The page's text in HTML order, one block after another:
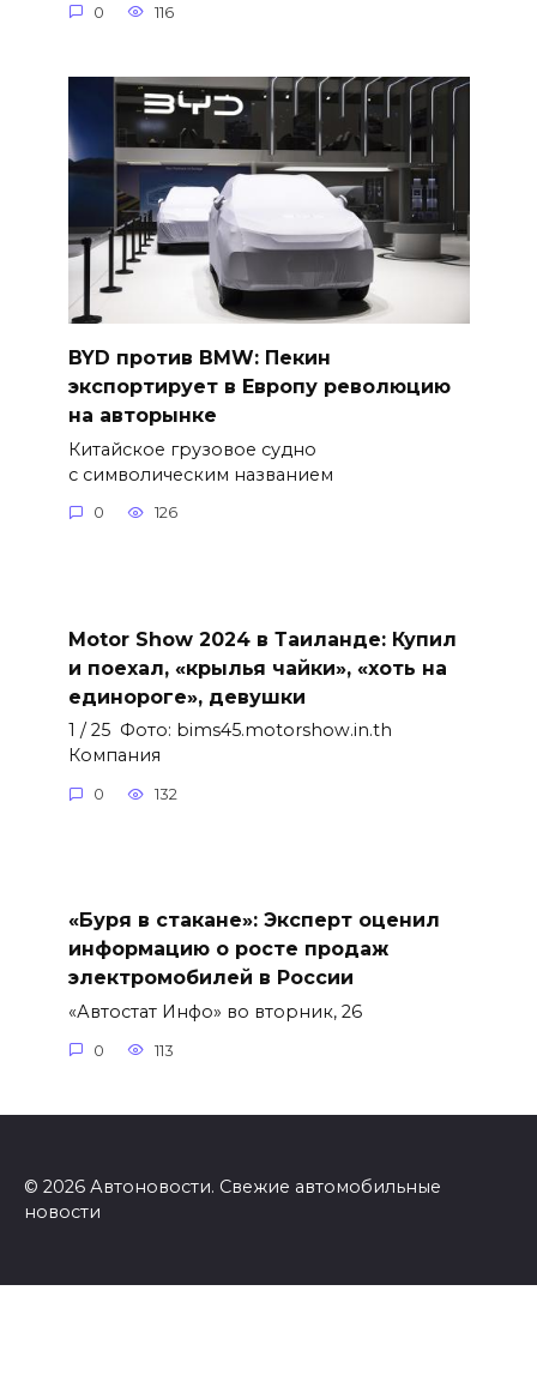
0 116
BYD против BMW: Пекин
экспортирует в Европу революцию
на авторынке
Китайское грузовое судно
с символическим названием
0 126
Motor Show 2024 в Таиланде: Купил
и поехал, «крылья чайки», «хоть на
единороге», девушки
1 / 25 Фото: bims45.motorshow.in.th
Компания
0 132
«Буря в стакане»: Эксперт оценил
информацию о росте продаж
электромобилей в России
«Автостат Инфо» во вторник, 26
0 113
© 2026 Автоновости. Свежие автомобильные
новости